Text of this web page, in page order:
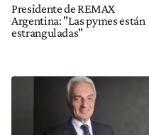
Presidente de REMAX
Argentina: "Las pymes están
estranguladas"